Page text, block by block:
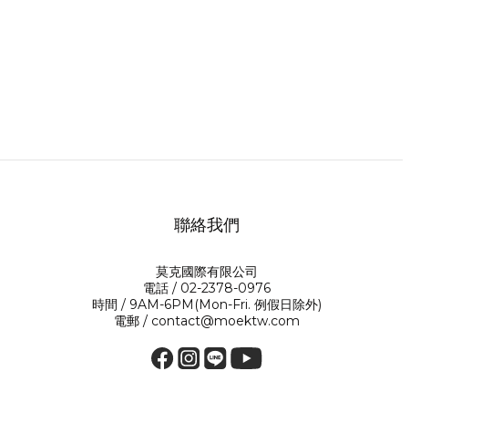
聯絡我們
莫克國際有限公司
電話 / 02-2378-0976
時間 / 9AM-6PM(Mon-Fri. 例假日除外)
電郵 / contact@moektw.com